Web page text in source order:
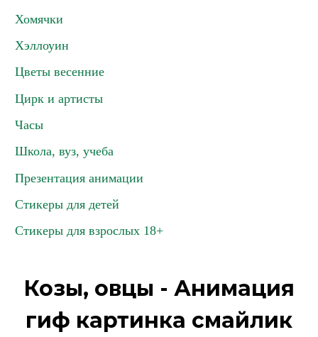
Хомячки
Хэллоуин
Цветы весенние
Цирк и артисты
Часы
Школа, вуз, учеба
Презентация анимации
Стикеры для детей
Стикеры для взрослых 18+
Козы, овцы - Анимация
гиф картинка смайлик